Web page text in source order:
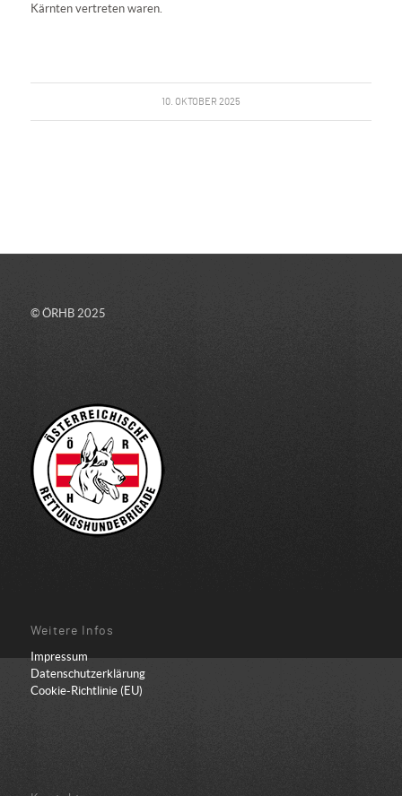
Kärnten vertreten waren.
10. OKTOBER 2025
© ÖRHB 2025
Weitere Infos
Impressum
Datenschutzerklärung
Cookie-Richtlinie (EU)